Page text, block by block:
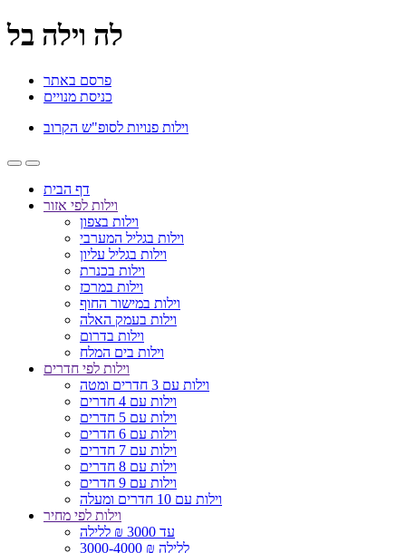
לה וילה בל
פרסם באתר
כניסת מנויים
וילות פנויות לסופ"ש הקרוב
דף הבית
וילות לפי אזור
וילות בצפון
וילות בגליל המערבי
וילות בגליל עליון
וילות בכנרת
וילות במרכז
וילות במישור החוף
וילות בעמק האלה
וילות בדרום
וילות בים המלח
וילות לפי חדרים
וילות עם 3 חדרים ומטה
וילות עם 4 חדרים
וילות עם 5 חדרים
וילות עם 6 חדרים
וילות עם 7 חדרים
וילות עם 8 חדרים
וילות עם 9 חדרים
וילות עם 10 חדרים ומעלה
וילות לפי מחיר
עד 3000 ₪ ללילה
3000-4000 ₪ ללילה